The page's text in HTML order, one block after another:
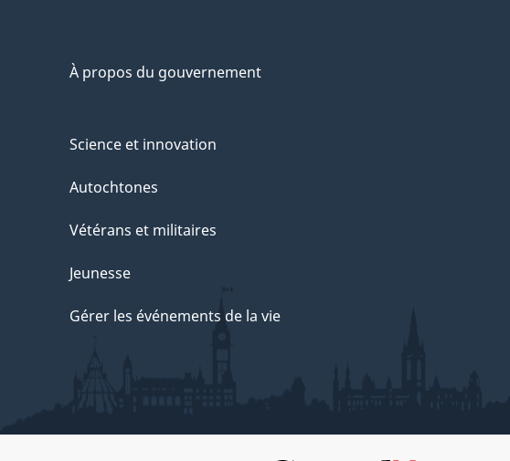
À propos du gouvernement
Science et innovation
Autochtones
Vétérans et militaires
Jeunesse
Gérer les événements de la vie